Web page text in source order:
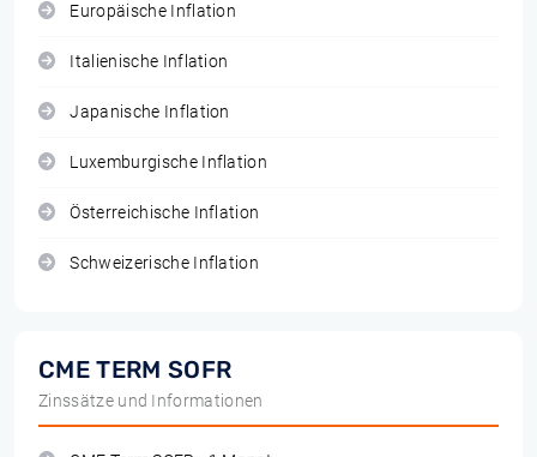
Europäische Inflation
Italienische Inflation
Japanische Inflation
Luxemburgische Inflation
Österreichische Inflation
Schweizerische Inflation
CME TERM SOFR
Zinssätze und Informationen